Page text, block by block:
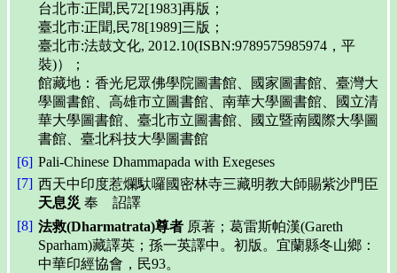
台北市:正聞,民72[1983]再版；
臺北市:正聞,民78[1989]三版；
臺北市:法鼓文化, 2012.10(ISBN:9789575985974，平
裝)）；
館藏地：香光尼眾佛學院圖書館、國家圖書館、臺灣大
學圖書館、高雄市立圖書館、南華大學圖書館、國立清
華大學圖書館、臺北市立圖書館、國立暨南國際大學圖
書館、臺北科技大學圖書館
[6] Pali-Chinese Dhammapada with Exegeses
[7] 西天中印度惹爛馱囉國密林寺三藏明教大師賜紫沙門臣
天息災 奉 詔譯
[8] 法救(Dharmatrata)尊者 原著；葛雷斯帕漢(Gareth
Sparham)藏譯英；孫一英譯中。初版。宜蘭縣冬山鄉：
中華印經協會，民93。